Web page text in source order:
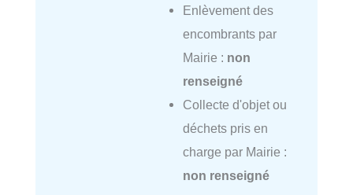
Enlèvement des
encombrants par
Mairie : non
renseigné
Collecte d'objet ou
déchets pris en
charge par Mairie :
non renseigné